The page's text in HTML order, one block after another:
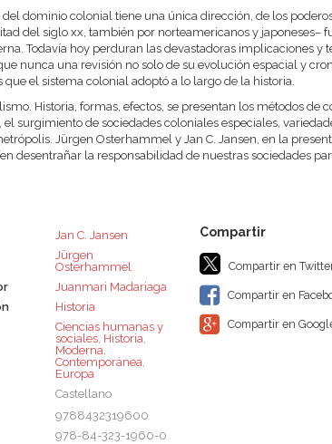
del dominio colonial tiene una única dirección, de los
del siglo xx, también por norteamericanos y japoneses–
Todavía hoy perduran las devastadoras implicaciones
nunca una revisión no solo de su evolución espacial y
que el sistema colonial adoptó a lo largo de la historia.
Historia, formas, efectos, se presentan los métodos
el surgimiento de sociedades coloniales especiales,
Jürgen Osterhammel y Jan C. Jansen, en la
desentrañar la responsabilidad de nuestras sociedades
Jan C. Jansen
Jürgen
Osterhammel
Juanmari Madariaga
Historia
Ciencias humanas y
sociales, Historia,
Moderna,
Contemporánea,
Europa
Castellano
9788432319600
978-84-323-1960-0
Compartir en
Compartir en
Compartir en